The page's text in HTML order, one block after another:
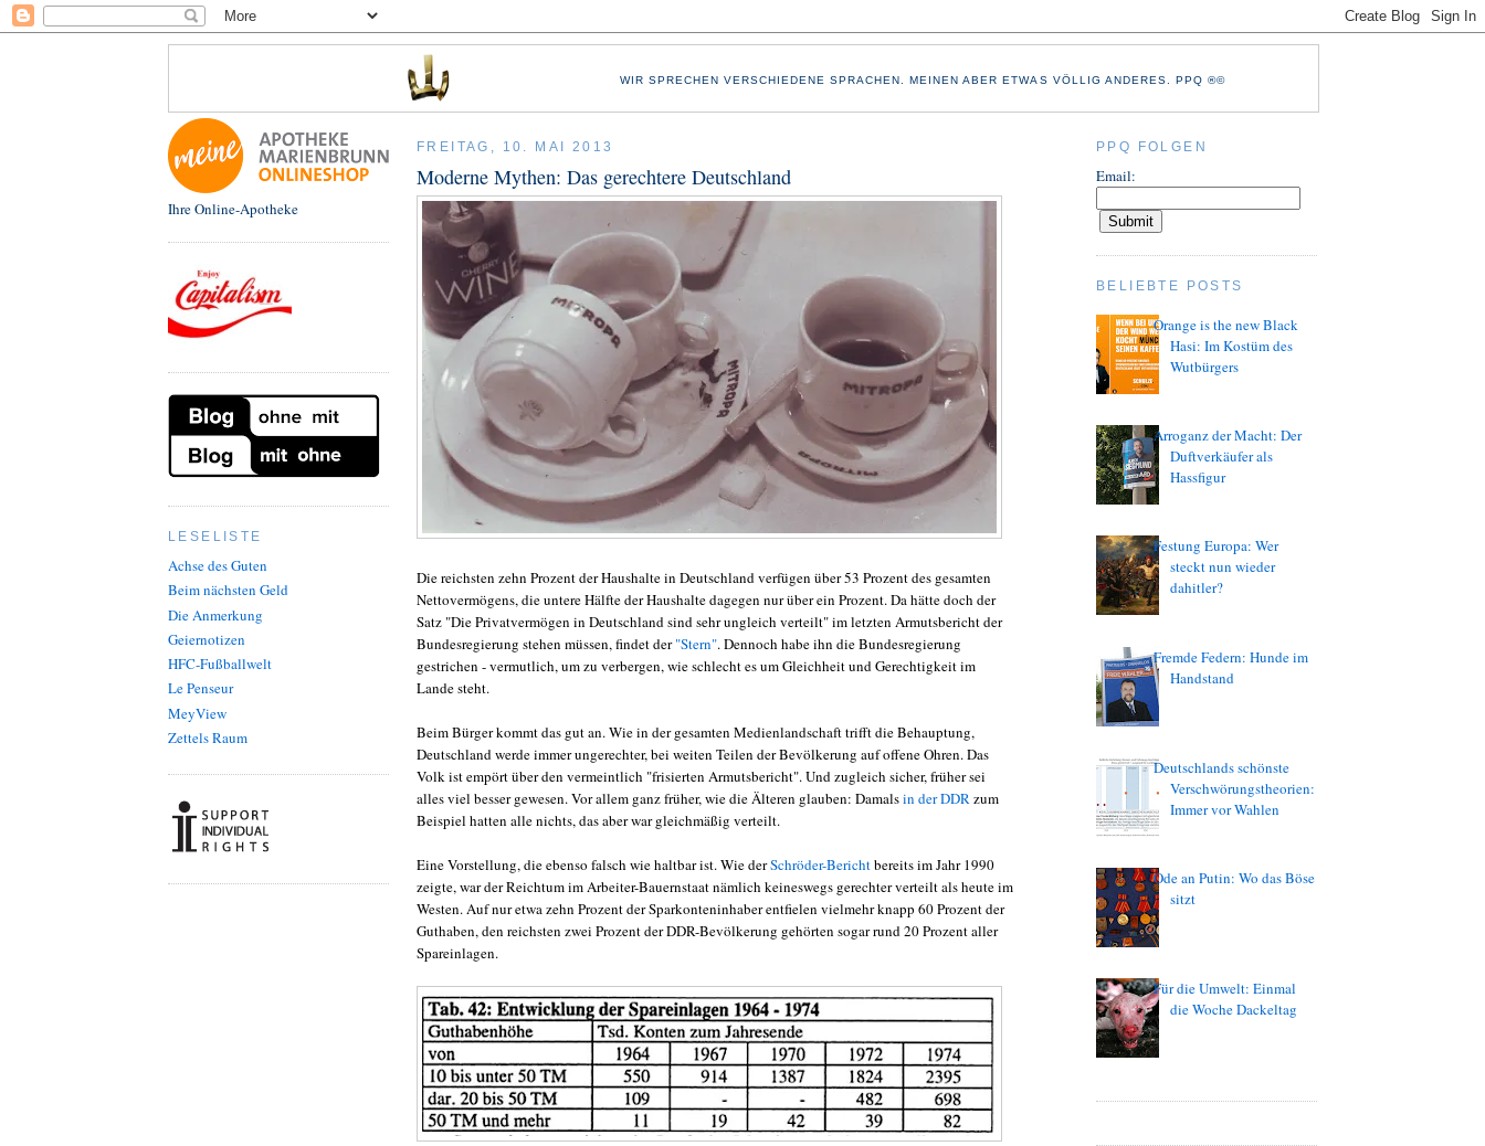
WIR SPRECHEN VERSCHIEDENE SPRACHEN. MEINEN ABER ETWAS VÖLLIG ANDERES. PPQ ®©
Ihre Online-Apotheke
LESELISTE
Achse des Guten
Beim nächsten Geld
Die Anmerkung
Geiernotizen
HFC-Fußballwelt
Le Penseur
MeyView
Zettels Raum
FREITAG, 10. MAI 2013
Moderne Mythen: Das gerechtere Deutschland
Die reichsten zehn Prozent der Haushalte in Deutschland verfügen über 53 Prozent des gesamten
Nettovermögens, die untere Hälfte der Haushalte dagegen nur über ein Prozent. Da hätte doch der
Satz "Die Privatvermögen in Deutschland sind sehr ungleich verteilt" im letzten Armutsbericht der
Bundesregierung stehen müssen, findet der"Stern". Dennoch habe ihn die Bundesregierung
gestrichen - vermutlich, um zu verbergen, wie schlecht es um Gleichheit und Gerechtigkeit im
Lande steht.
Beim Bürger kommt das gut an. Wie in der gesamten Medienlandschaft trifft die Behauptung,
Deutschland werde immer ungerechter, bei weiten Teilen der Bevölkerung auf offene Ohren. Das
Volk ist empört über den vermeintlich "frisierten Armutsbericht". Und zugleich sicher, früher sei
alles viel besser gewesen. Vor allem ganz früher, wie die Älteren glauben: Damalsin der DDR zum
Beispiel hatten alle nichts, das aber war gleichmäßig verteilt.
Eine Vorstellung, die ebenso falsch wie haltbar ist. Wie derSchröder-Berichtbereits im Jahr 1990
zeigte, war der Reichtum im Arbeiter-Bauernstaat nämlich keineswegs gerechter verteilt als heute im
Westen. Auf nur etwa zehn Prozent der Sparkonteninhaber entfielen vielmehr knapp 60 Prozent der
Guthaben, den reichsten zwei Prozent der DDR-Bevölkerung gehörten sogar rund 20 Prozent aller
Spareinlagen.
PPQ FOLGEN
Email:
BELIEBTE POSTS
Orange is the new Black
Hasi: Im Kostüm des
Wutbürgers
Arroganz der Macht: Der
Duftverkäufer als
Hassfigur
Festung Europa: Wer
steckt nun wieder
dahitler?
Fremde Federn: Hunde im
Handstand
Deutschlands schönste
Verschwörungstheorien:
Immer vor Wahlen
Ode an Putin: Wo das Böse
sitzt
Für die Umwelt: Einmal
die Woche Dackeltag